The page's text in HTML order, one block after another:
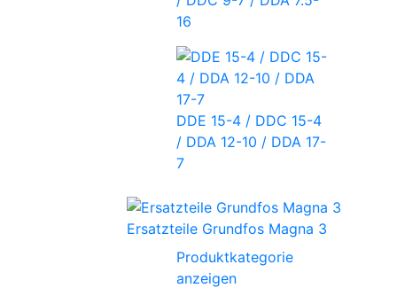
16
DDE 15-4 / DDC 15-4
/ DDA 12-10 / DDA 17-
7
Ersatzteile Grundfos Magna 3
Produktkategorie
anzeigen